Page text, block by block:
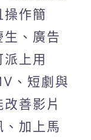
作簡
、廣告
上用
、短劇與
善影片
加上馬